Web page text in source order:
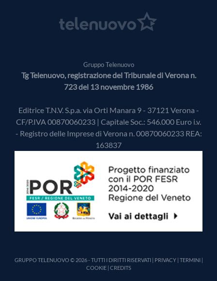
Gruppo Telenuovo
Tg Telenuovo, registrazione del Tribunale di Verona n.
723 del 13 novembre 1986
Editrice T.N.V. S.p.a. via Orti Manara 9 - 37121 Verona -
CF/P.IVA 00870060233 | Capitale Soc.: 546.000 Euro i.v.
- Registro delle Imprese di Verona n. 00870060233 REA:
163837
GRUPPO TELENUOVO © 2026 - TUTTI I DIRITTI RISERVATI | PRIVACY| TERMINI|
COOKIE| CREDITS